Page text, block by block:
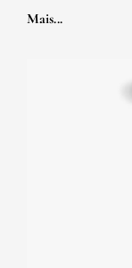
Mais...